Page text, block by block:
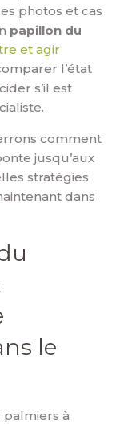
photos et cas
papillon du
et agir
l’état
s’il est
comment
jusqu’aux
stratégies
dans
le
à